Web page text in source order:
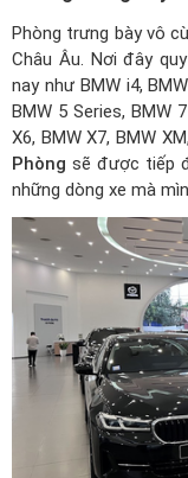
Phòng trưng bày vô
Châu Âu. Nơi đây
nay như BMW i4,
BMW 5 Series, BMW
X6, BMW X7, BMW XM
Phòng sẽ được tiếp
những dòng xe mà